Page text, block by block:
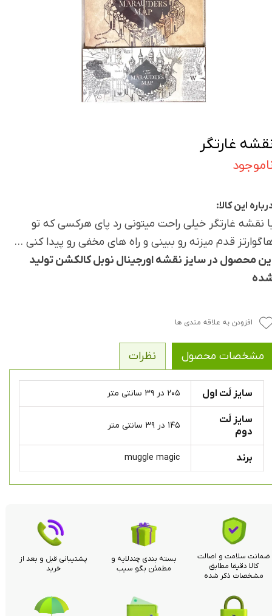
غارتگر
این کالا:
نقشه غارتگر خیلی راحت میتونی رد پای هرکسی که تو
قدم میزنه رو ببینی و راه های مخفی رو پیدا کنی ...
محصول در سایز نقشه اورجینال نوبل کالکشن تولید
افزودن به علاقه مندی ها
مشخصات محصول نظرات
سایز لَت اول ۲۰۵ در ۳۹ سانتی متر
سایز لَت
دوم
۱۴۵ در ۳۹ سانتی متر
برند muggle magic
ضمانت سلامت و اصالت
کالا دقیقا مطابق
مشخصات ذکر شده
بسته بندی چندلایه و
مطمئن بگو سیب
پشتیبانی قبل و بعد از
خرید